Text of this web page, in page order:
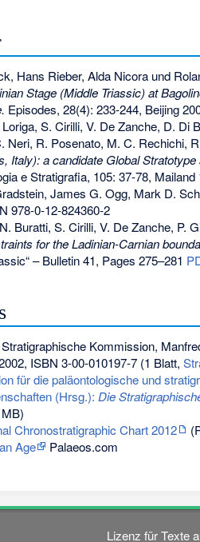
Hans Rieber, Alda Nicora und
Stage (Middle Triassic) at
Episodes, 28(4): 233-244, Beijing
S. Cirilli, V. De Zanche, D. Di
Neri, R. Posenato, M. C. Rechichi,
Italy): a candidate Global
e Stratigrafia, 105: 37-78, Mailand
James G. Ogg, Mark D.
978-0-12-824360-2
Buratti, S. Cirilli, V. De Zanche, P.
for the Ladinian-Carnian
– Bulletin 41, Pages 275–281
Kommission,
ISBN 3-00-010197-7(1 Blatt,
für die paläontologische und
(Hrsg.): Die
Chronostratigraphic Chart 2012
Age
Palaeos.com
Lizenz für Texte